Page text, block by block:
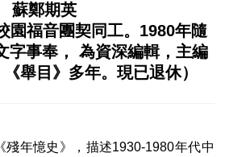
蘇鄭期英
園福音團契同工。1980年隨
字事奉， 為資深編輯，主編
《舉目》多年。現已退休）
殘年憶史》，描述1930-1980年代中